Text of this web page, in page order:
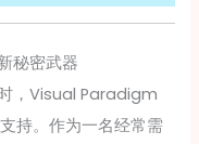
秘密武器
，Visual Paradigm
支持。作为一名经常需